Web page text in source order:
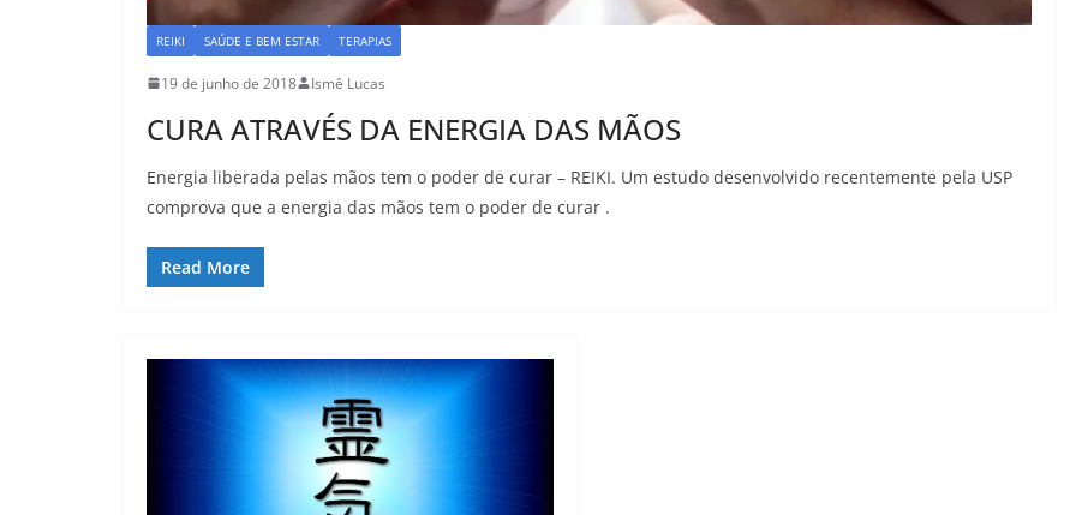
REIKI SAÚDE E BEM ESTAR TERAPIAS
19 de junho de 2018 Ismê Lucas
CURA ATRAVÉS DA ENERGIA DAS MÃOS
Energia liberada pelas mãos tem o poder de curar – REIKI. Um estudo desenvolvido recentemente pela USP
comprova que a energia das mãos tem o poder de curar .
Read More